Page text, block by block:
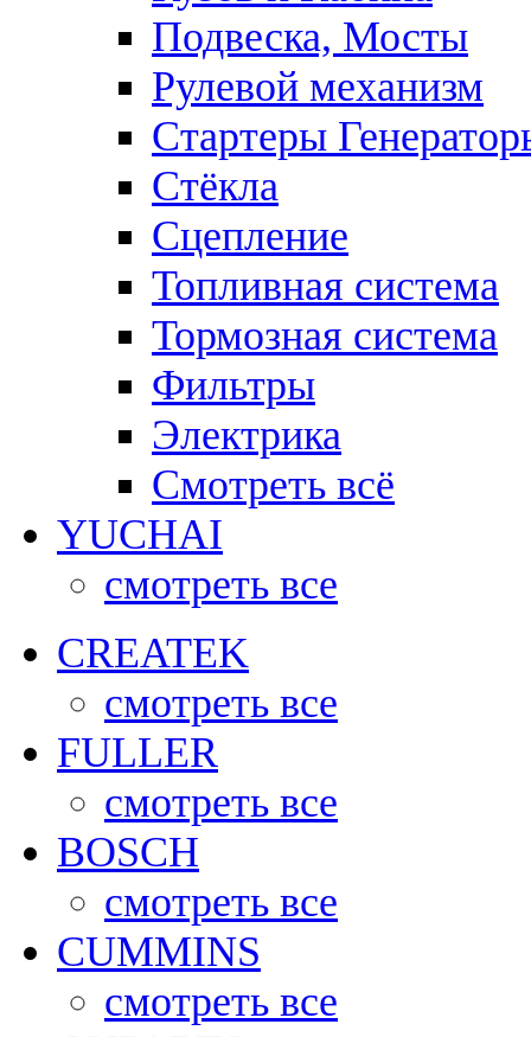
Подвеска, Мосты
Рулевой механизм
Стартеры
Стёкла
Сцепление
Топливная система
Тормозная система
Фильтры
Электрика
Смотреть всё
YUCHAI
смотреть все
CREATEK
смотреть все
FULLER
смотреть все
BOSCH
смотреть все
CUMMINS
смотреть все